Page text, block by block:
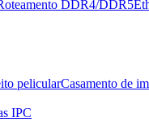
DDR4/DDR5
pelicularCasamento de
IPC